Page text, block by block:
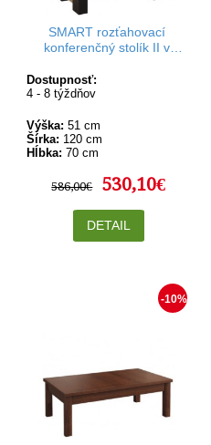
SMART rozťahovací
konferenčný stolík II v
Dostupnosť:
4 - 8 týždňov
Výška: 51 cm
Šírka: 120 cm
Hĺbka: 70 cm
586,00€ 530,10€
DETAIL
-10%